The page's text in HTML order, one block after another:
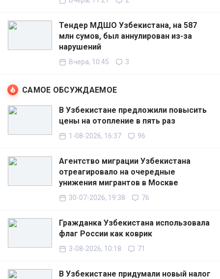
Тендер МДШО Узбекистана, на 587
млн сумов, был аннулирован из-за
нарушений
Вчера, 10:45 3
САМОЕ ОБСУЖДАЕМОЕ
В Узбекистане предложили повысить
цены на отопление в пять раз
1-08-2026, 16:37 96
Агентство миграции Узбекистана
отреагировало на очередные
унижения мигрантов в Москве
30-07-2026, 19:38 76
Гражданка Узбекистана использовала
флаг России как коврик
3-08-2026, 10:18 71
В Узбекистане придумали новый налог